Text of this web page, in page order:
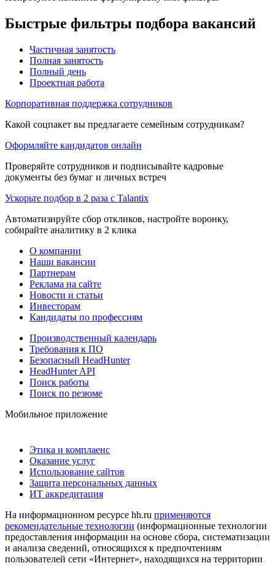
Быстрые фильтры подбора вакансий
Частичная занятость
Полная занятость
Полный день
Проектная работа
Корпоративная поддержка сотрудников
Какой соцпакет вы предлагаете семейным сотрудникам?
Оформляйте кандидатов онлайн
Проверяйте сотрудников и подписывайте кадровые
документы без бумаг и личных встреч
Ускорьте подбор в 2 раза с Talantix
Автоматизируйте сбор откликов, настройте воронку,
собирайте аналитику в 2 клика
О компании
Наши вакансии
Партнерам
Реклама на сайте
Новости и статьи
Инвесторам
Кандидаты по профессиям
Производственный календарь
Требования к ПО
Безопасный HeadHunter
HeadHunter API
Поиск работы
Поиск по резюме
Мобильное приложение
Этика и комплаенс
Оказание услуг
Использование сайтов
Защита персональных данных
ИТ аккредитация
На информационном ресурсе hh.ru применяются
рекомендательные технологии (информационные технологии
предоставления информации на основе сбора, систематизации
и анализа сведений, относящихся к предпочтениям
пользователей сети «Интернет», находящихся на территории